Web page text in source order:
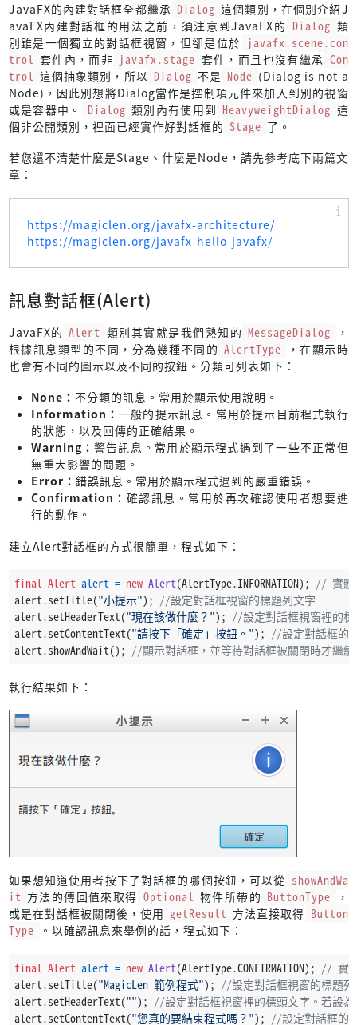
JavaFX的內建對話框全都繼承 Dialog 這個類別，在個別介紹J
avaFX內建對話框的用法之前，須注意到JavaFX的 Dialog 類
別雖是一個獨立的對話框視窗，但卻是位於 javafx.scene.con
trol 套件內，而非 javafx.stage 套件，而且也沒有繼承 Con
trol 這個抽象類別，所以 Dialog 不是 Node (Dialog is not a
Node)，因此別想將Dialog當作是控制項元件來加入到別的視窗
或是容器中。
Dialog 類別內有使用到 HeavyweightDialog 這
個非公開類別，裡面已經實作好對話框的 Stage 了。
若您還不清楚什麼是Stage、什麼是Node，請先參考底下兩篇文
章：
https://magiclen.org/javafx-architecture/
https://magiclen.org/javafx-hello-javafx/
訊息對話框(Alert)
JavaFX的 Alert 類別其實就是我們熟知的 MessageDialog
，
根據訊息類型的不同，分為幾種不同的 AlertType
，在顯示時
也會有不同的圖示以及不同的按鈕。分類可列表如下：
None： 不分類的訊息。常用於顯示使用說明。
Information： 一般的提示訊息。常用於提示目前程式執行
的狀態，以及回傳的正確結果。
Warning： 警告訊息。常用於顯示程式遇到了一些不正常但
無重大影響的問題。
Error： 錯誤訊息。常用於顯示程式遇到的嚴重錯誤。
Confirmation： 確認訊息。常用於再次確認使用者想要進
行的動作。
建立Alert對話框的方式很簡單，程式如下：
final Alert alert = new Alert(AlertType.INFORMATION); // 實體
alert.setTitle("小提示"); //設定對話框視窗的標題列文字
alert.setHeaderText("現在該做什麼？"); //設定對話框視窗裡的
alert.setContentText("請按下「確定」按鈕。"); //設定對話框的
alert.showAndWait(); //顯示對話框，並等待對話框被關閉時才繼
執行結果如下：
如果想知道使用者按下了對話框的哪個按鈕，可以從 showAndWa
it 方法的傳回值來取得 Optional 物件所帶的 ButtonType
，
或是在對話框被關閉後，使用 getResult 方法直接取得 Button
Type
。以確認訊息來舉例的話，程式如下：
final Alert alert = new Alert(AlertType.CONFIRMATION); // 實
alert.setTitle("MagicLen 範例程式"); //設定對話框視窗的標題列
alert.setHeaderText(""); //設定對話框視窗裡的標頭文字。若設
alert.setContentText("您真的要結束程式嗎？"); //設定對話框的